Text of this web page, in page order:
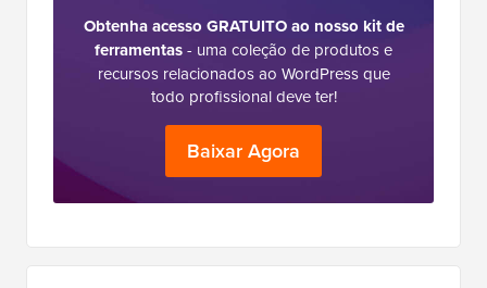
Obtenha acesso GRATUITO ao nosso kit de
ferramentas- uma coleção de produtos e
recursos relacionados ao WordPress que
todo profissional deve ter!
Baixar Agora